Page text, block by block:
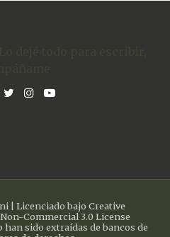
| Licenciado bajo Creative
Commercial 3.0 License
han sido extraídas de bancos de